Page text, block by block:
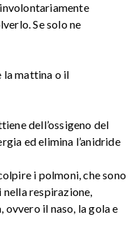
Se solo ne
la mattina o il
dell’ossigeno del
ed elimina l’anidride
i polmoni, che sono
respirazione,
ovvero il naso, la gola e